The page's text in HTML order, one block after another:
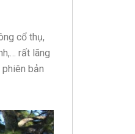
cổ thụ,
rất lãng
bản